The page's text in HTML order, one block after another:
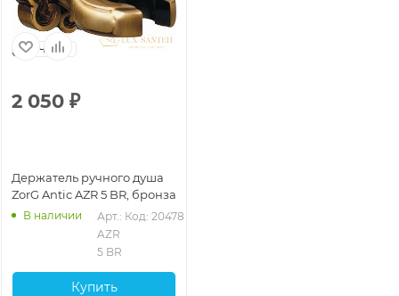
Чехия
2 050 ₽
Держатель ручного душа
ZorG Antic AZR 5 BR, бронза
В наличии
Арт.:
AZR
5 BR
Код: 20478
Купить